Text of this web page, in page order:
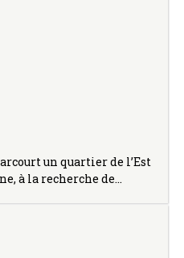
un quartier de l’Est
à la recherche de…